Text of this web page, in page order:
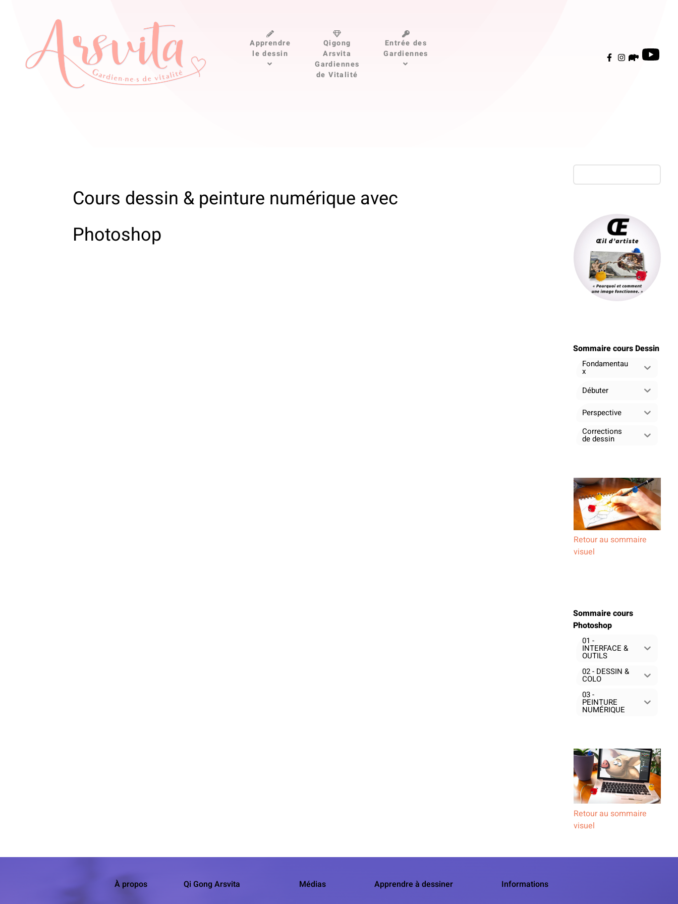
Apprendre
le dessin
Qigong
Arsvita
Gardiennes
de Vitalité
Entrée des
Gardiennes
Cours dessin & peinture numérique avec
Photoshop
Sommaire cours Dessin
Fondamentau
x
Débuter
Perspective
Corrections
de dessin
Retour au sommaire
visuel
Sommaire cours
Photoshop
01 -
INTERFACE &
OUTILS
02 - DESSIN &
COLO
03 -
PEINTURE
NUMÉRIQUE
Retour au sommaire
visuel
À propos Qi Gong Arsvita Médias Apprendre à dessiner Informations